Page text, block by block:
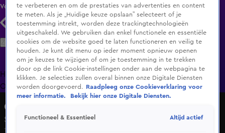
Volg KIJK
Zoeken
HomeUitzending Gemist Programma's De Bondgenoten
OranjezomerLivestreamsShop
Crisis in de tent
Seizoen 1, aflevering 2
1 sep 2020, 21:30
te verbeteren en om de prestaties van advertenties en content
te meten. Als je „Huidige keuze opslaan” selecteert of je
toestemming intrekt, worden deze trackingtechnologieën
uitgeschakeld. We gebruiken dan enkel functionele en essentiële
cookies om de website goed te laten functioneren en veilig te
houden. Je kunt dit menu op ieder moment opnieuw openen
om je keuzes te wijzigen of om je toestemming in te trekken
door op de link Cookie-instellingen onder aan de webpagina te
klikken. Je selecties zullen overal binnen onze Digitale Diensten
worden doorgevoerd.
Raadpleeg onze Cookieverklaring voor
meer informatie.
Bekijk hier onze Digitale Diensten.
Functioneel & Essentieel Altijd actief